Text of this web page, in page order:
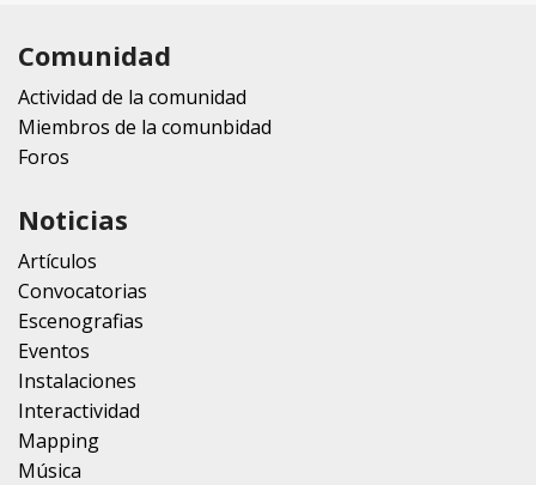
Comunidad
Actividad de la comunidad
Miembros de la comunbidad
Foros
Noticias
Artículos
Convocatorias
Escenografias
Eventos
Instalaciones
Interactividad
Mapping
Música